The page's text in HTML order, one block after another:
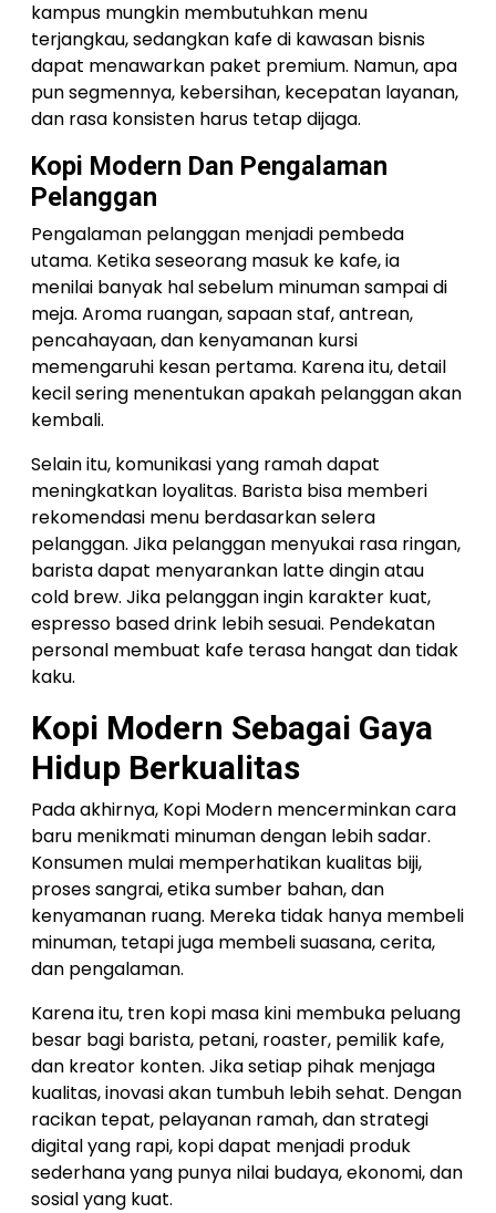
kampus mungkin membutuhkan menu
terjangkau, sedangkan kafe di kawasan bisnis
dapat menawarkan paket premium. Namun, apa
pun segmennya, kebersihan, kecepatan layanan,
dan rasa konsisten harus tetap dijaga.
Kopi Modern Dan Pengalaman
Pelanggan
Pengalaman pelanggan menjadi pembeda
utama. Ketika seseorang masuk ke kafe, ia
menilai banyak hal sebelum minuman sampai di
meja. Aroma ruangan, sapaan staf, antrean,
pencahayaan, dan kenyamanan kursi
memengaruhi kesan pertama. Karena itu, detail
kecil sering menentukan apakah pelanggan akan
kembali.
Selain itu, komunikasi yang ramah dapat
meningkatkan loyalitas. Barista bisa memberi
rekomendasi menu berdasarkan selera
pelanggan. Jika pelanggan menyukai rasa ringan,
barista dapat menyarankan latte dingin atau
cold brew. Jika pelanggan ingin karakter kuat,
espresso based drink lebih sesuai. Pendekatan
personal membuat kafe terasa hangat dan tidak
kaku.
Kopi Modern Sebagai Gaya
Hidup Berkualitas
Pada akhirnya, Kopi Modern mencerminkan cara
baru menikmati minuman dengan lebih sadar.
Konsumen mulai memperhatikan kualitas biji,
proses sangrai, etika sumber bahan, dan
kenyamanan ruang. Mereka tidak hanya membeli
minuman, tetapi juga membeli suasana, cerita,
dan pengalaman.
Karena itu, tren kopi masa kini membuka peluang
besar bagi barista, petani, roaster, pemilik kafe,
dan kreator konten. Jika setiap pihak menjaga
kualitas, inovasi akan tumbuh lebih sehat. Dengan
racikan tepat, pelayanan ramah, dan strategi
digital yang rapi, kopi dapat menjadi produk
sederhana yang punya nilai budaya, ekonomi, dan
sosial yang kuat.